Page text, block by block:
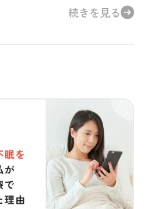
続きを見る